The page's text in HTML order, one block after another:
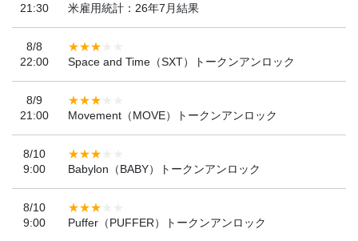
21:30
米雇用統計：26年7月結果
8/8
22:00
Space and Time（SXT）トークンアンロック
8/9
21:00
Movement（MOVE）トークンアンロック
8/10
9:00
Babylon（BABY）トークンアンロック
8/10
9:00
Puffer（PUFFER）トークンアンロック